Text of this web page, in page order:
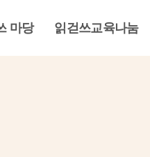
마당 읽걷쓰교육나눔